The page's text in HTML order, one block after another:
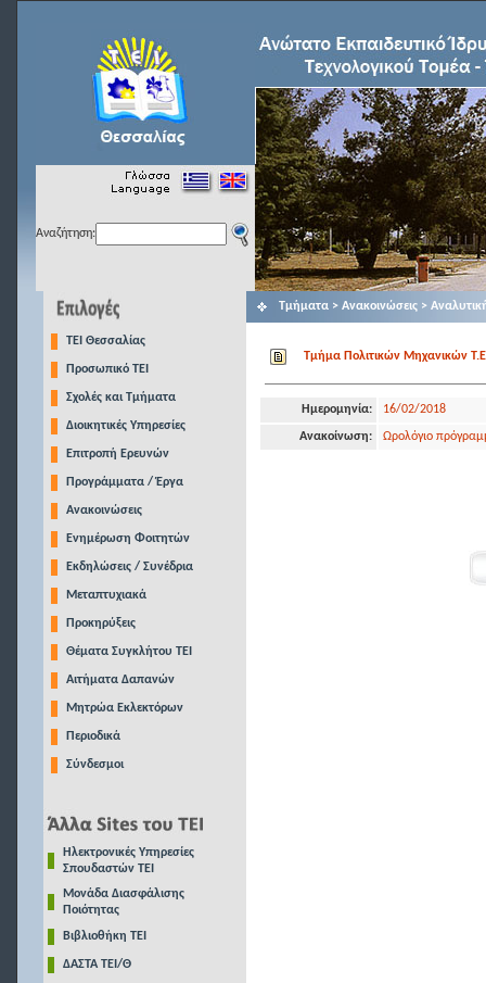
Αναζήτηση:
TEI Θεσσαλίας
Προσωπικό ΤΕΙ
Σχολές και Τμήματα
Διοικητικές Υπηρεσίες
Επιτροπή Ερευνών
Προγράμματα / Έργα
Ανακοινώσεις
Ενημέρωση Φοιτητών
Εκδηλώσεις / Συνέδρια
Μεταπτυχιακά
Προκηρύξεις
Θέματα Συγκλήτου ΤΕΙ
Αιτήματα Δαπανών
Μητρώα Εκλεκτόρων
Περιοδικά
Σύνδεσμοι
Ηλεκτρονικές Υπηρεσίες
Σπουδαστών ΤΕΙ
Μονάδα Διασφάλισης
Ποιότητας
Βιβλιοθήκη ΤΕΙ
ΔΑΣΤΑ ΤΕΙ/Θ
Τμήματα > Ανακοινώσεις >
Τμήμα Πολιτικών Μηχανικών
Ημερομηνία: 16/02/2018
Ανακοίνωση: Ωρολόγιο